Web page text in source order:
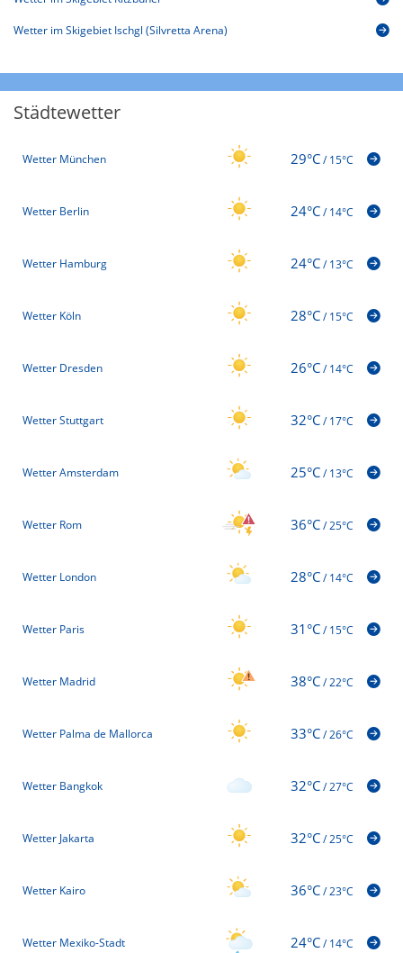
Wetter im Skigebiet Ischgl (Silvretta Arena)
Städtewetter
Wetter München 29°C/15°C
Wetter Berlin 24°C/14°C
Wetter Hamburg 24°C/13°C
Wetter Köln 28°C/15°C
Wetter Dresden 26°C/14°C
Wetter Stuttgart 32°C/17°C
Wetter Amsterdam 25°C/13°C
Wetter Rom 36°C/25°C
Wetter London 28°C/14°C
Wetter Paris 31°C/15°C
Wetter Madrid 38°C/22°C
Wetter Palma de Mallorca 33°C/26°C
Wetter Bangkok 32°C/27°C
Wetter Jakarta 32°C/25°C
Wetter Kairo 36°C/23°C
Wetter Mexiko-Stadt 24°C/14°C